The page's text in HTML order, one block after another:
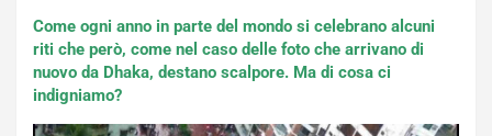
Come ogni anno in parte del mondo si celebrano alcuni
riti che però, come nel caso delle foto che arrivano di
nuovo da Dhaka, destano scalpore. Ma di cosa ci
indigniamo?